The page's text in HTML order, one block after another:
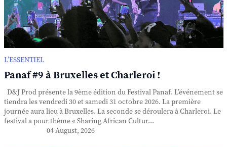
L’ESSENTIEL
Panaf #9 à Bruxelles et Charleroi !
D&J Prod présente la 9ème édition du Festival Panaf. L’événement se
tiendra les vendredi 30 et samedi 31 octobre 2026. La première
journée aura lieu à Bruxelles. La seconde se déroulera à Charleroi. Le
festival a pour thème « Sharing African Cultur...
04 August, 2026